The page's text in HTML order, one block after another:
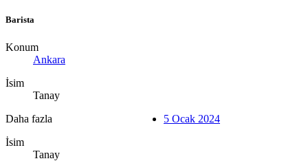
Barista
Konum
Ankara
İsim
Tanay
Daha fazla
İsim
Tanay
5 Ocak 2024